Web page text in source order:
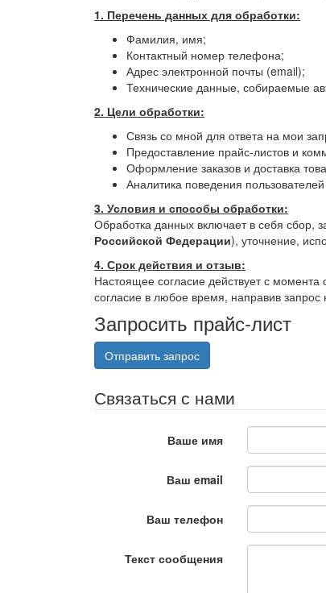
1. Перечень данных для обработки:
Фамилия, имя;
Контактный номер телефона;
Адрес электронной почты (email);
Технические данные, собираемые
2. Цели обработки:
Связь со мной для ответа на мои
Предоставление прайс-листов и
Оформление заказов и доставка
Аналитика поведения
3. Условия и способы обработки:
Обработка данных включает в себя сбор,
Российской Федерации), уточнение,
4. Срок действия и отзыв:
Настоящее согласие действует с
согласие в любое время, направив запрос
Запросить прайс-лист
Отправить запрос
Связаться с нами
Ваше имя
Ваш email
Ваш телефон
Текст сообщения